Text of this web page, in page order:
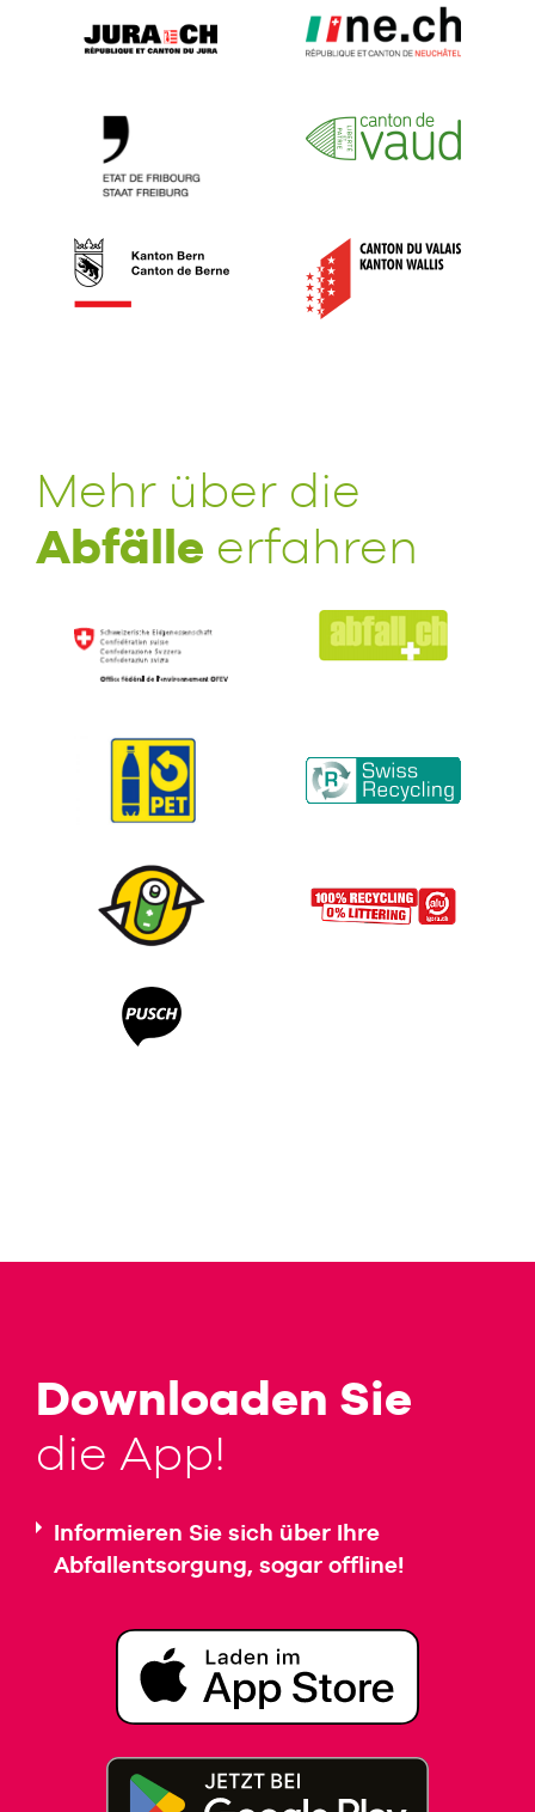
Mehr über die
Abfälle erfahren
Downloaden Sie
die App!
Informieren Sie sich über Ihre
Abfallentsorgung, sogar offline!